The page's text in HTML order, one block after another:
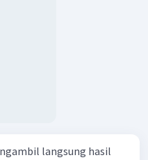
langsung hasil